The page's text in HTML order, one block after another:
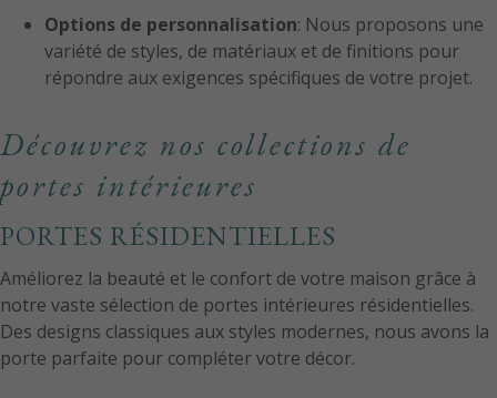
Options de personnalisation: Nous proposons une
variété de styles, de matériaux et de finitions pour
répondre aux exigences spécifiques de votre projet.
Découvrez nos collections de
portes intérieures
PORTES RÉSIDENTIELLES
Améliorez la beauté et le confort de votre maison grâce à
notre vaste sélection de portes intérieures résidentielles.
Des designs classiques aux styles modernes, nous avons la
porte parfaite pour compléter votre décor.